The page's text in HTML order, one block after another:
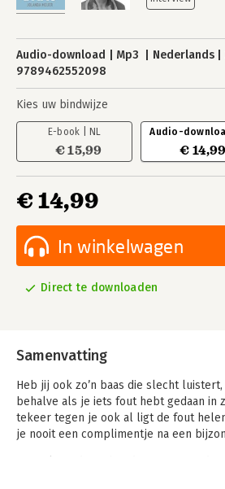
Audio-download Mp3 Nederlands
9789462552098
Kies uw bindwijze
E-book | NL
€ 15,99
Audio-
€ 14,99
€ 14,99
In winkelwagen
Direct te downloaden
Samenvatting
Heb jij ook zo’n baas die slecht
behalve als je iets fout hebt gedaan in
tekeer tegen je ook al ligt de fout
je nooit een complimentje na een